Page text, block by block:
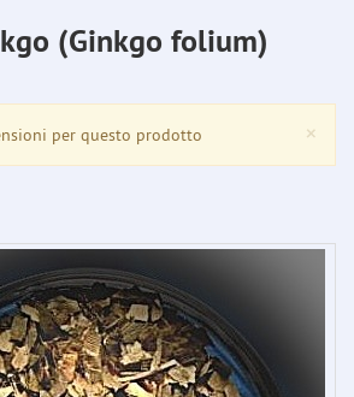
(Ginkgo folium)
×
per questo prodotto